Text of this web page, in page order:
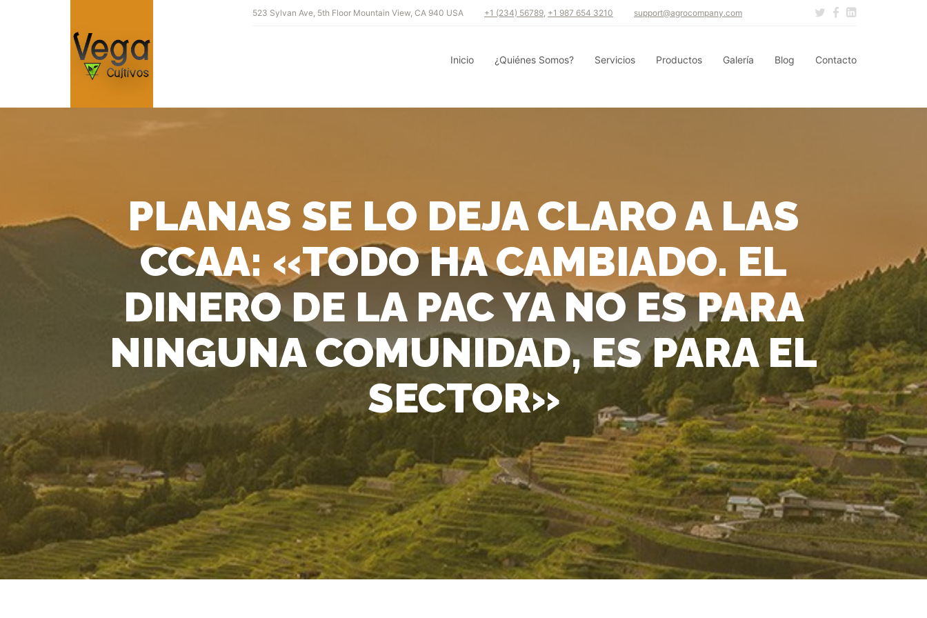
Inicio ¿Quiénes Somos? Servicios Productos Galería Blog Contacto
523 Sylvan Ave, 5th Floor Mountain View, CA 940 USA +1 (234) 56789, +1 987 654 3210 support@agrocompany.com
PLANAS SE LO DEJA CLARO A LAS
CCAA: «TODO HA CAMBIADO. EL
DINERO DE LA PAC YA NO ES PARA
NINGUNA COMUNIDAD, ES PARA EL
SECTOR»